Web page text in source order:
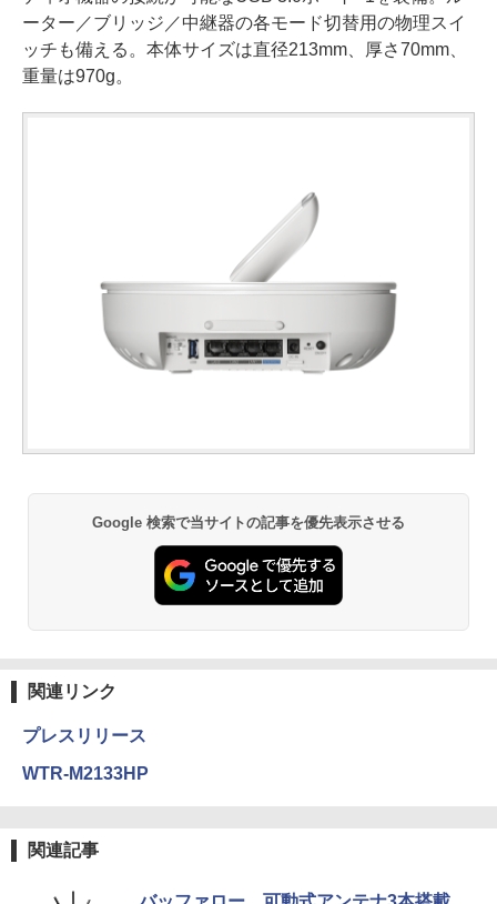
ーター／ブリッジ／中継器の各モード切替用の物理スイ
ッチも備える。本体サイズは直径213mm、厚さ70mm、
重量は970g。
Google 検索で当サイトの記事を優先表示させる
関連リンク
プレスリリース
WTR-M2133HP
関連記事